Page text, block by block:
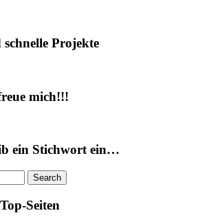
Projekte
mich!!!
ein Stichwort ein…
Seiten